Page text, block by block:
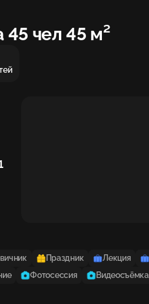
45 чел 45 м²
Праздник Лекция
Фотосессия
Видеосъёмка